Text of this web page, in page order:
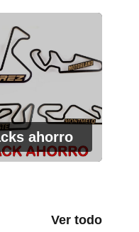
ahorro
Ver todo